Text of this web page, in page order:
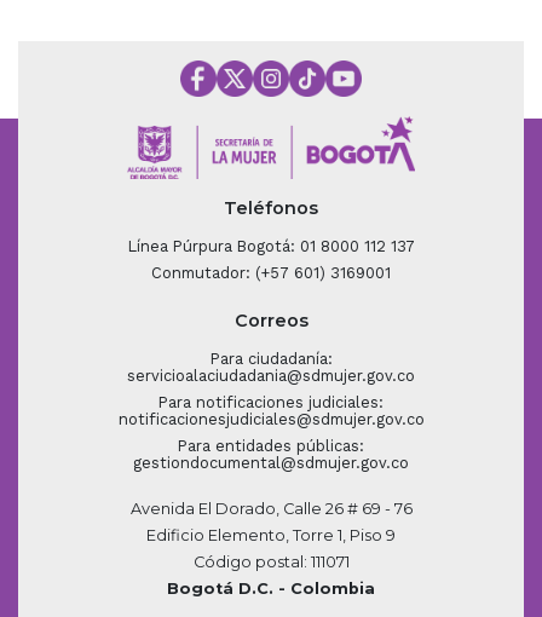
Teléfonos
Línea Púrpura Bogotá: 01 8000 112 137
Conmutador: (+57 601) 3169001
Correos
Para ciudadanía:
servicioalaciudadania@sdmujer.gov.co
Para notificaciones judiciales:
notificacionesjudiciales@sdmujer.gov.co
Para entidades públicas:
gestiondocumental@sdmujer.gov.co
Avenida El Dorado, Calle 26 # 69 - 76
Edificio Elemento, Torre 1, Piso 9
Código postal: 111071
Bogotá D.C. - Colombia